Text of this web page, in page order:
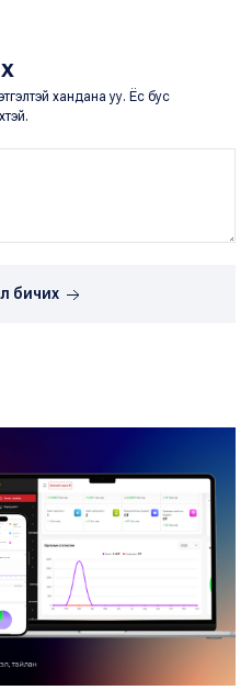
хандана уу. Ёс бус
бичих